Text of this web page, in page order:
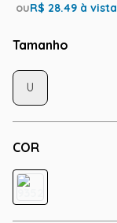
ouR$ 28.49 à vista
Tamanho
COR
U